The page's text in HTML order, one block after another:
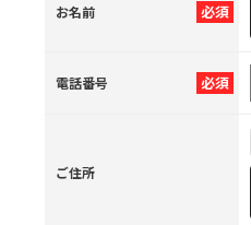
必須
お名前
必須
電話番号
ご住所